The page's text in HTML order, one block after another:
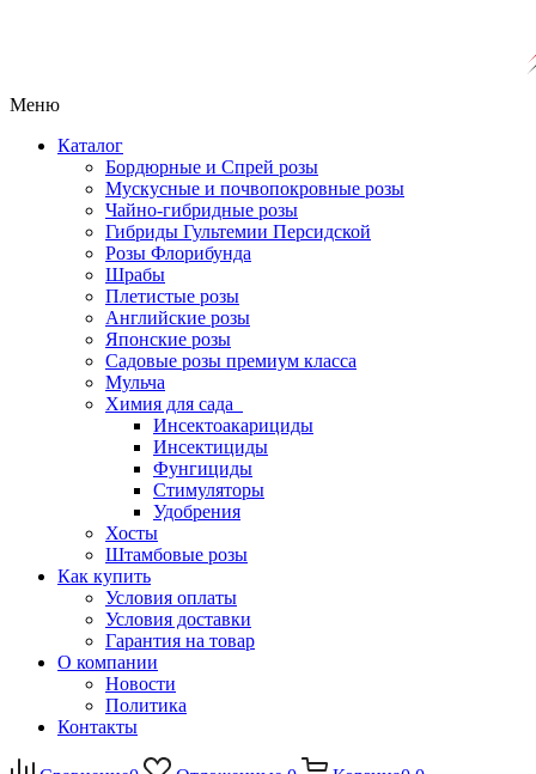
Меню
Каталог
Бордюрные и Спрей розы
Мускусные и почвопокровные розы
Чайно-гибридные розы
Гибриды Гультемии Персидской
Розы Флорибунда
Шрабы
Плетистые розы
Английские розы
Японские розы
Садовые розы премиум класса
Мульча
Химия для сада
Инсектоакарициды
Инсектициды
Фунгициды
Стимуляторы
Удобрения
Хосты
Штамбовые розы
Как купить
Условия оплаты
Условия доставки
Гарантия на товар
О компании
Новости
Политика
Контакты